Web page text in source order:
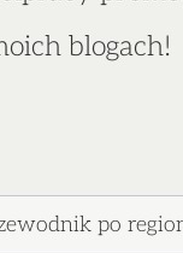
blogach!
po